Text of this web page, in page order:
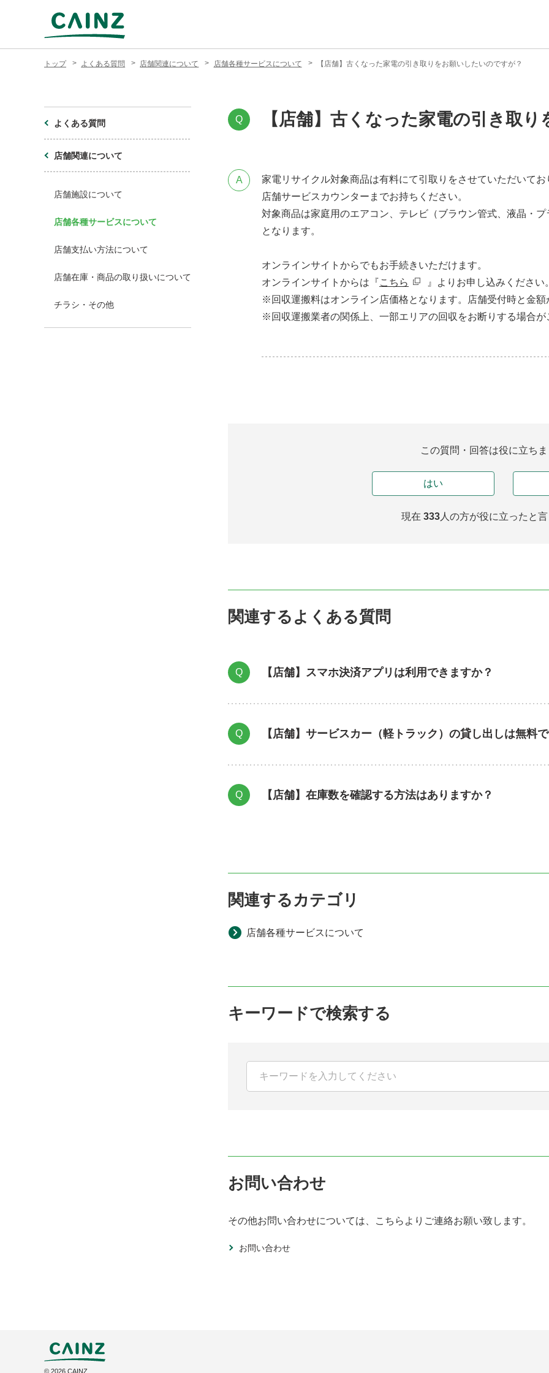
トップ よくある質問 店舗関連について 店舗各種サービスについて 【店舗】古くなった家電の引き取りをお願いしたいのですが？
Q 【店舗】古くなった家電の引き取
A
家電リサイクル対象商品は有料にて引取りをさせていただいてお
店舗サービスカウンターまでお持ちください。
対象商品は家庭用のエアコン、テレビ（ブラウン管式、液晶・
となります。
オンラインサイトからでもお手続きいただけます。
オンラインサイトからは『こちら
』よりお申し込みください
※回収運搬料はオンライン店価格となります。店舗受付時と金額
※回収運搬業者の関係上、一部エリアの回収をお断りする場合が
この質問・回答は役に立ち
はい
現在 333人の方が役に立ったと
関連するよくある質問
Q 【店舗】スマホ決済アプリは利用できますか？
Q 【店舗】サービスカー（軽トラック）の貸し出しは無料
Q 【店舗】在庫数を確認する方法はありますか？
関連するカテゴリ
店舗各種サービスについて
キーワードで検索する
お問い合わせ
その他お問い合わせについては、こちらよりご連絡お願い致します。
お問い合わせ
よくある質問
店舗関連について
店舗施設について
店舗各種サービスについて
店舗支払い方法について
店舗在庫・商品の取り扱いについて
チラシ・その他
© 2026 CAINZ